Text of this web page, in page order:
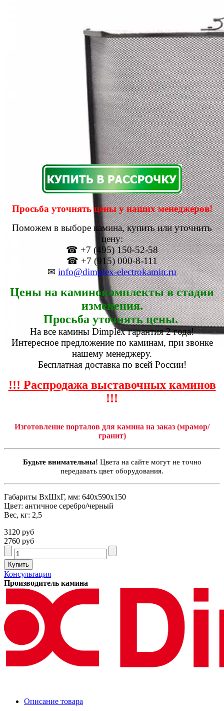
Просьба уточнять цены у наших менеджеров!
Поможем в выборе камина, купить или уточнить
цену:
☎ +7 (495) 150-52-58
☎ +7 (915) 000-8-111
✉ info@dimplex-electrokamin.ru
Цены на каминокомплекты в стадии
изменения.
Просьба уточнять цены.
На все камины Dimplex гарантия 2 года!
Интересное предложение по каминам, при звонке
нашему менеджеру.
Бесплатная доставка по всей России!
!!! Распродажа выставочных каминов
!!!
Изготовление порталов для камина на заказ (мрамор/
гранит)
Будьте внимательны! Цвета на сайте могут не точно
передавать цвет оборудования.
Габариты ВxШxГ, мм: 640х590х150
Цвет: античное серебро/черный
Вес, кг: 2,5
3120 руб
2760 руб
Консультация
Производитель камина
Описание товара